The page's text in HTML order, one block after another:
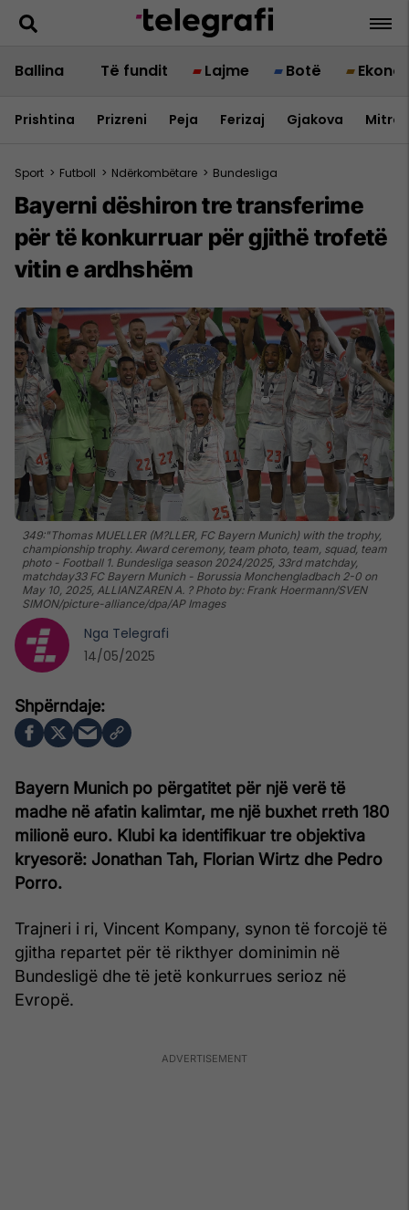
Ballina Të fundit Lajme Botë
Prishtina Prizreni Peja Ferizaj Gjakova
Sport > Futboll > Ndërkombëtare > Bundesliga
Bayerni dëshiron tre transferime
për të konkurruar për gjithë trofetë
vitin e ardhshëm
349:"Thomas MUELLER (M?LLER, FC Bayern Munich) with the trophy,
championship trophy. Award ceremony, team photo, team, squad, team
photo - Football 1. Bundesliga season 2024/2025, 33rd matchday,
matchday33 FC Bayern Munich - Borussia Monchengladbach 2-0 on
May 10, 2025, ALLIANZAREN A. ? Photo by: Frank Hoermann/SVEN
SIMON/picture-alliance/dpa/AP Images
Bayern Munich po përgatitet për një verë të
madhe në afatin kalimtar, me një buxhet rreth 180
milionë euro. Klubi ka identifikuar tre objektiva
kryesorë: Jonathan Tah, Florian Wirtz dhe Pedro
Porro.
Trajneri i ri, Vincent Kompany, synon të forcojë të
gjitha repartet për të rikthyer dominimin në
Bundesligë dhe të jetë konkurrues serioz në
Evropë.
Nga Telegrafi
14/05/2025